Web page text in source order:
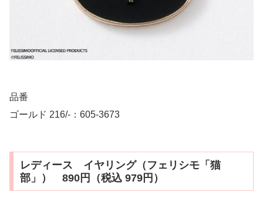
品番
ゴールド 216/-：605-3673
レディース イヤリング（フェリシモ「猫
部」） 890円（税込 979円）